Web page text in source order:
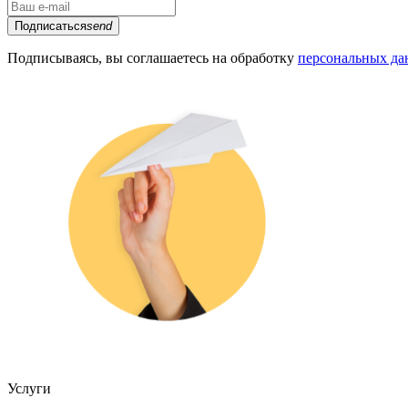
Подписатьсяsend
Подписываясь, вы соглашаетесь на обработку персональных
Услуги